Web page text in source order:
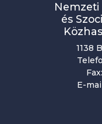
Nemzeti
és
1138
E-